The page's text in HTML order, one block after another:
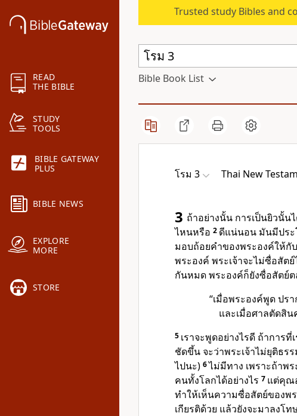
READ
THE BIBLE
STUDY
TOOLS
BIBLE GATEWAY
PLUS
BIBLE NEWS
EXPLORE
MORE
STORE
Trusted study Bibles and
Bible Book List
โรม 3 Thai New
3 ถ้าอย่างนั้น การเป็นยิวนั้น
ไหนหรือ 2 ดีแน่นอน มันมีประ
มอบถ้อยคำของพระองค์ให้กั
พระองค์ พระเจ้าจะไม่ซื่อสัต
กันหมด พระองค์ก็ยังซื่อสัตย์
“เมื่อพระองค์พูด ปร
และเมื่อศาลตัดสิ
5 เราจะพูดอย่างไรดี ถ้าการ
ชัดขึ้น จะว่าพระเจ้าไม่ยุติธ
ไปนะ) 6ไม่มีทาง เพราะถ้าพ
คนทั้งโลกได้อย่างไร 7 แต่คุณ
ทำให้เห็นความซื่อสัตย์ของพ
เกียรติด้วย แล้วยังจะมาลงโ